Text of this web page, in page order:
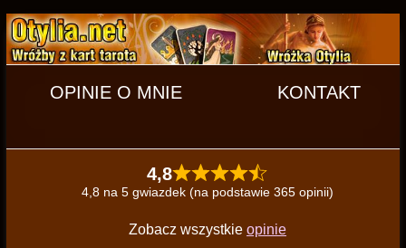
OPINIE O MNIE KONTAKT
4,8
4,8 na 5 gwiazdek (na podstawie 365 opinii)
Zobacz wszystkie opinie